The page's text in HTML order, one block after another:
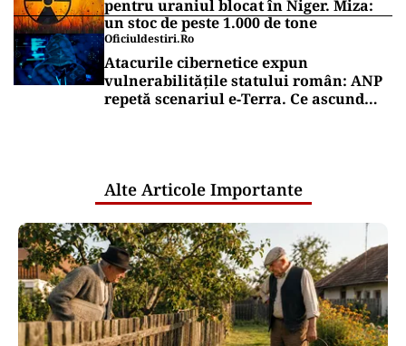
pentru uraniul blocat în Niger. Miza:
un stoc de peste 1.000 de tone
Oficiuldestiri.ro
Atacurile cibernetice expun
vulnerabilitățile statului român: ANP
repetă scenariul e‑Terra. Ce ascund
Alte Articole Importante